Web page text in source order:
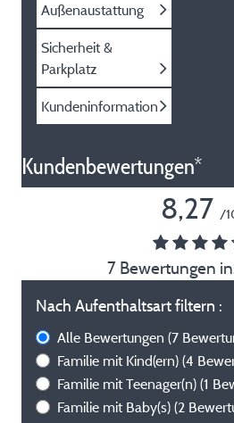
Außenaustattung
Sicherheit &
Parkplatz
Kundeninformation
Kundenbewertungen*
8,27 /
7 Bewertungen
Nach Aufenthaltsart filtern :
Alle Bewertungen (7
Familie mit Kind(ern) (4
Familie mit Teenager(n) (1
Familie mit Baby(s) (2